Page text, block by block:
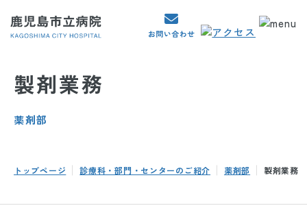
製剤業務
薬剤部
トップページ 診療科・部門・センターのご紹介 薬剤部 製剤業務